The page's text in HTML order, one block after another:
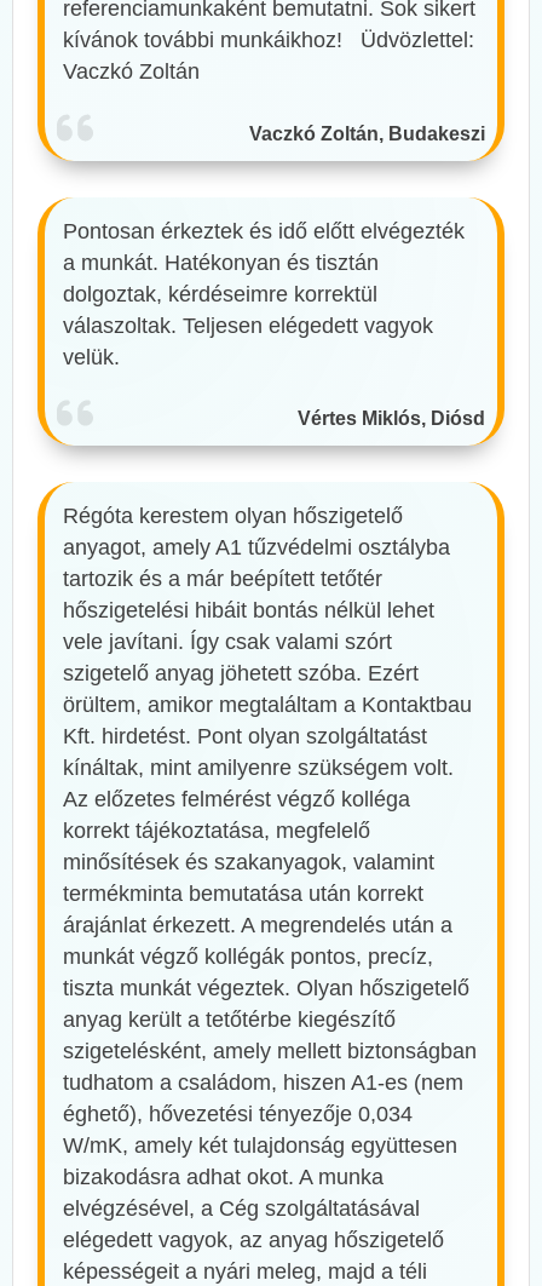
referenciamunkaként bemutatni. Sok sikert
kívánok további munkáikhoz! Üdvözlettel:
Vaczkó Zoltán
Vaczkó Zoltán, Budakeszi
Pontosan érkeztek és idő előtt elvégezték
a munkát. Hatékonyan és tisztán
dolgoztak, kérdéseimre korrektül
válaszoltak. Teljesen elégedett vagyok
velük.
Vértes Miklós, Diósd
Régóta kerestem olyan hőszigetelő
anyagot, amely A1 tűzvédelmi osztályba
tartozik és a már beépített tetőtér
hőszigetelési hibáit bontás nélkül lehet
vele javítani. Így csak valami szórt
szigetelő anyag jöhetett szóba. Ezért
örültem, amikor megtaláltam a Kontaktbau
Kft. hirdetést. Pont olyan szolgáltatást
kínáltak, mint amilyenre szükségem volt.
Az előzetes felmérést végző kolléga
korrekt tájékoztatása, megfelelő
minősítések és szakanyagok, valamint
termékminta bemutatása után korrekt
árajánlat érkezett. A megrendelés után a
munkát végző kollégák pontos, precíz,
tiszta munkát végeztek. Olyan hőszigetelő
anyag került a tetőtérbe kiegészítő
szigetelésként, amely mellett biztonságban
tudhatom a családom, hiszen A1-es (nem
éghető), hővezetési tényezője 0,034
W/mK, amely két tulajdonság együttesen
bizakodásra adhat okot. A munka
elvégzésével, a Cég szolgáltatásával
elégedett vagyok, az anyag hőszigetelő
képességeit a nyári meleg, majd a téli